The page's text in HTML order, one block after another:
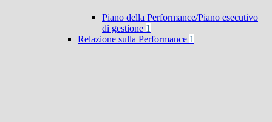
Piano della Performance/Piano esecutivo
di gestione 1
Relazione sulla Performance 1